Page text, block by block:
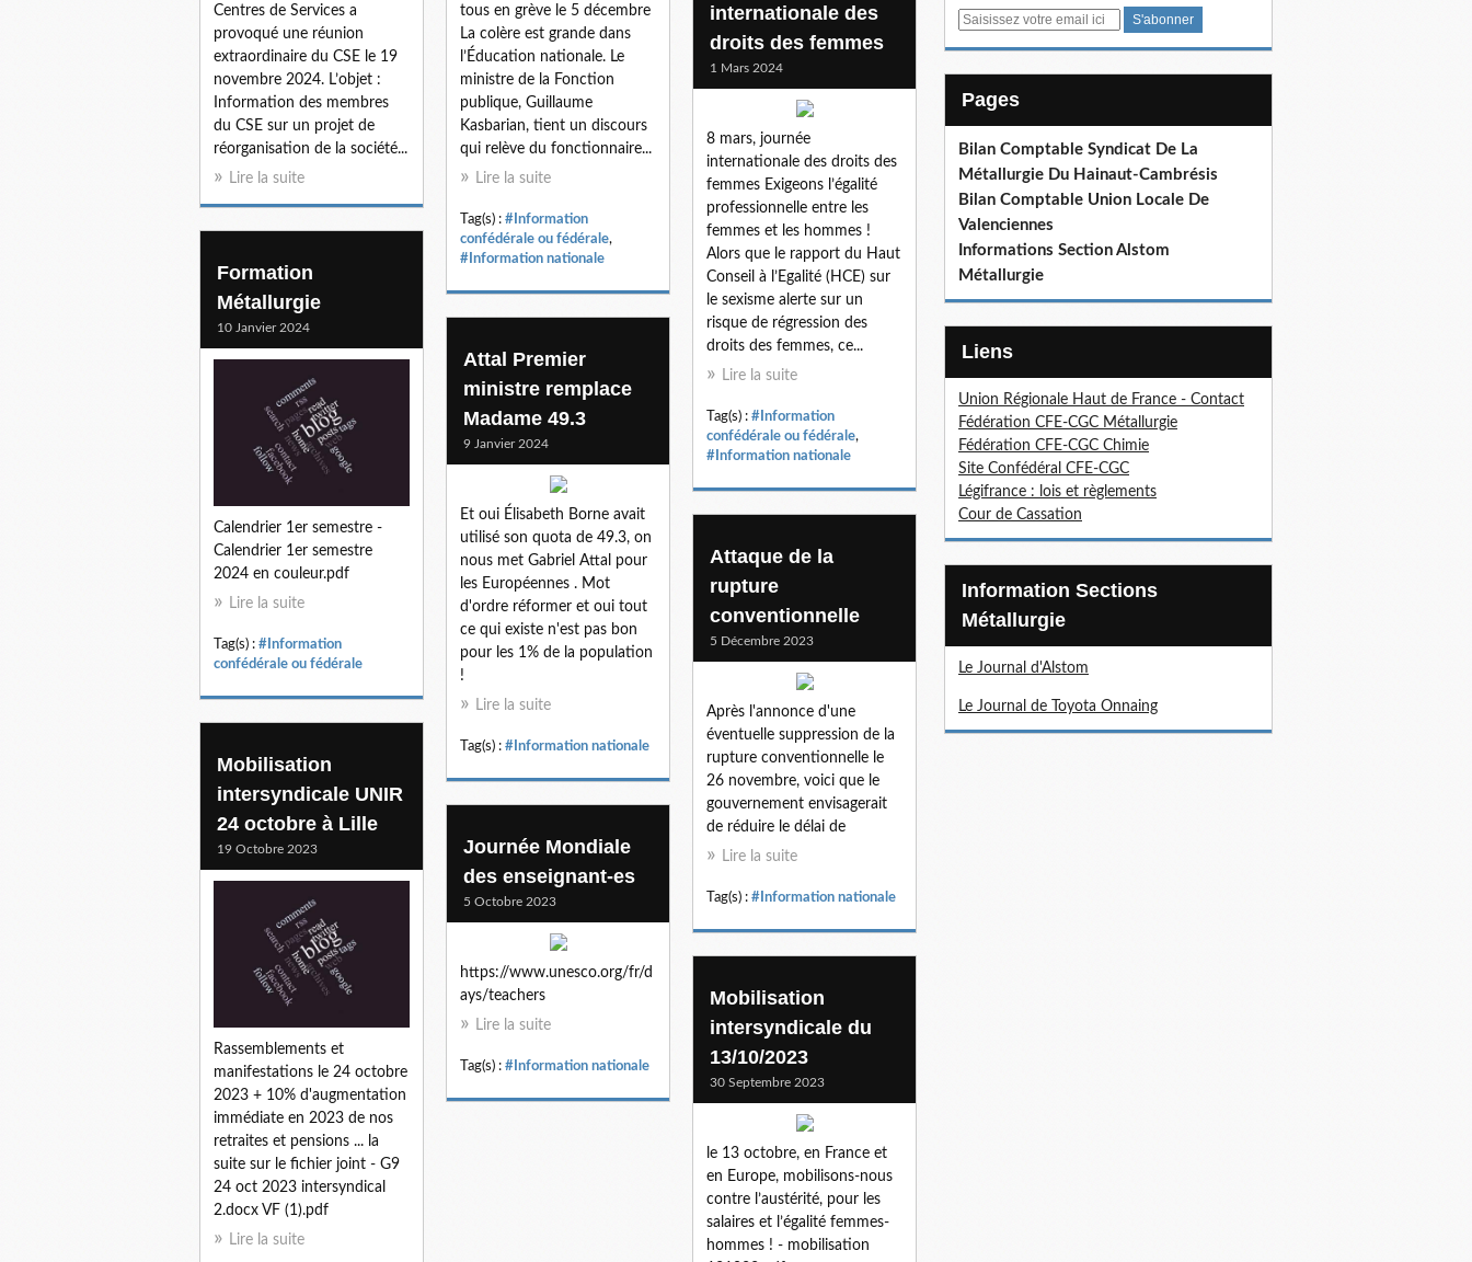
Centres de Services a
provoqué une réunion
extraordinaire du CSE le 19
novembre 2024. L’objet :
Information des membres
du CSE sur un projet de
réorganisation de la société...
Lire la suite
tous en grève le 5 décembre
La colère est grande dans
l’Éducation nationale. Le
ministre de la Fonction
publique, Guillaume
Kasbarian, tient un discours
qui relève du fonctionnaire...
Lire la suite
Tag(s) : #Information
confédérale ou fédérale,
#Information nationale
internationale des
droits des femmes
1 Mars 2024
8 mars, journée
internationale des droits des
femmes Exigeons l’égalité
professionnelle entre les
femmes et les hommes !
Alors que le rapport du Haut
Conseil à l’Egalité (HCE) sur
le sexisme alerte sur un
risque de régression des
droits des femmes, ce...
Lire la suite
Tag(s) : #Information
confédérale ou fédérale,
#Information nationale
Formation
Métallurgie
10 Janvier 2024
Calendrier 1er semestre -
Calendrier 1er semestre
2024 en couleur.pdf
Lire la suite
Tag(s) : #Information
confédérale ou fédérale
Attal Premier
ministre remplace
Madame 49.3
9 Janvier 2024
Et oui Élisabeth Borne avait
utilisé son quota de 49.3, on
nous met Gabriel Attal pour
les Européennes . Mot
d'ordre réformer et oui tout
ce qui existe n'est pas bon
pour les 1% de la population
!
Lire la suite
Tag(s) : #Information nationale
Attaque de la
rupture
conventionnelle
5 Décembre 2023
Après l'annonce d'une
éventuelle suppression de la
rupture conventionnelle le
26 novembre, voici que le
gouvernement envisagerait
de réduire le délai de
Lire la suite
Tag(s) : #Information nationale
Mobilisation
intersyndicale UNIR
24 octobre à Lille
19 Octobre 2023
Rassemblements et
manifestations le 24 octobre
2023 + 10% d'augmentation
immédiate en 2023 de nos
retraites et pensions ... la
suite sur le fichier joint - G9
24 oct 2023 intersyndical
2.docx VF (1).pdf
Lire la suite
Journée Mondiale
des enseignant-es
5 Octobre 2023
https://www.unesco.org/fr/d
ays/teachers
Lire la suite
Tag(s) : #Information nationale
Mobilisation
intersyndicale du
13/10/2023
30 Septembre 2023
le 13 octobre, en France et
en Europe, mobilisons-nous
contre l’austérité, pour les
salaires et l’égalité femmes-
hommes ! - mobilisation
E
Pages
Bilan Comptable Syndicat De La
Métallurgie Du Hainaut-Cambrésis
Bilan Comptable Union Locale De
Valenciennes
Informations Section Alstom
Métallurgie
Liens
Union Régionale Haut de France - Contact
Fédération CFE-CGC Métallurgie
Fédération CFE-CGC Chimie
Site Confédéral CFE-CGC
Légifrance : lois et règlements
Cour de Cassation
Information Sections
Métallurgie
Le Journal d'Alstom
Le Journal de Toyota Onnaing